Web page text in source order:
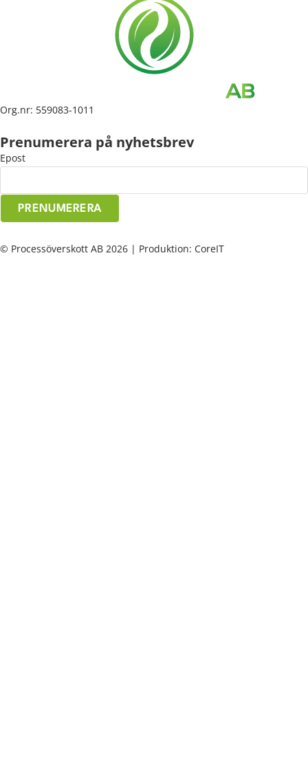
Org.nr: 559083-1011
Prenumerera på nyhetsbrev
Epost
PRENUMERERA
© Processöverskott AB 2026 | Produktion: CoreIT